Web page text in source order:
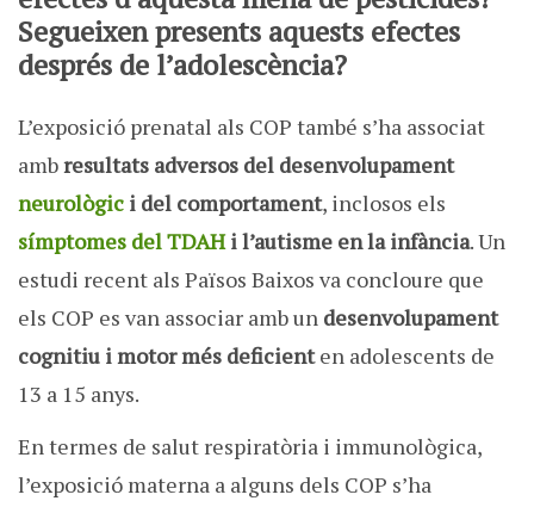
Segueixen presents aquests efectes
després de l’adolescència?
L’exposició prenatal als COP també s’ha associat
ambresultats adversos del desenvolupament
neurològic i del comportament, inclosos els
símptomes del TDAHi l’autisme en la infància. Un
estudi recent als Països Baixos va concloure que
els COP es van associar amb un desenvolupament
cognitiu i motor més deficienten adolescents de
13 a 15 anys.
En termes de salut respiratòria i immunològica,
l’exposició materna a alguns dels COP s’ha